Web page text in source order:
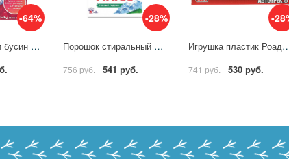
-64%
Набор бисера и бусин Мороженое. Милые пони МУЛЬТИ АРТ BEADSET-MLPICECREAM
-28%
Порошок стиральный Ariel Аква Пудра Горный родник автом 3кг д/бел бел 554128
756 руб. 541 руб.
-
Игрушка пластик Роад Рейсинг автотрек с
741 руб. 530 руб.